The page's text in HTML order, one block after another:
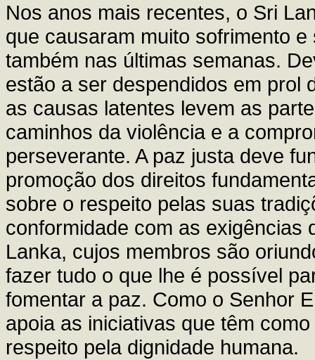
Nos anos mais recentes, o Sri
que causaram muito sofrimento
também nas últimas semanas.
estão a ser despendidos em prol
as causas latentes levem as
caminhos da violência e a
perseverante. A paz justa deve
promoção dos direitos
sobre o respeito pelas suas
conformidade com as exigências
Lanka, cujos membros são
fazer tudo o que lhe é possível
fomentar a paz. Como o Senhor
apoia as iniciativas que têm
respeito pela dignidade humana.